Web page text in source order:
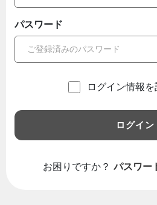
パスワード
ログイン情報
ログイン
お困りですか？ パスワー